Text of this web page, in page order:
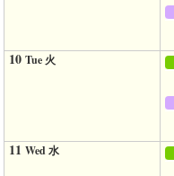
10 Tue 火
11 Wed 水